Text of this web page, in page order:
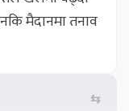
मैदानमा तनाव
⇆